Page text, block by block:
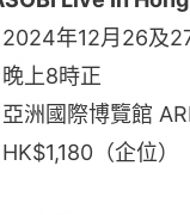
2024年12月26及
上8時正
洲國際博覽館
（企位）